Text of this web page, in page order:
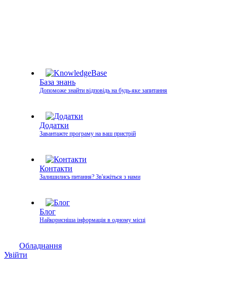
База знань
Допоможе знайти відповідь на будь-яке запитання
Додатки
Завантажте програму на ваш пристрій
Контакти
Залишились питання? Зв'яжіться з нами
Блог
Найкорисніша інформація в одному місці
Обладнання
Увійти